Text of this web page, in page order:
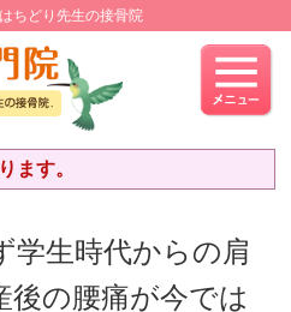
ちどり先生の接骨院
ます。
学生時代からの肩
後の腰痛が今では